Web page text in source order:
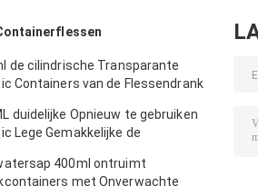
de cilindrische Transparante
Containers van de Flessendrank
duidelijke Opnieuw te gebruiken
Lege Gemakkelijke de
400ml ontruimt
met Onverwachte